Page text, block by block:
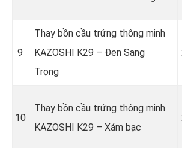
9
Thay bồn cầu trứng thông minh
KAZOSHI K29 – Đen Sang
Trọng
10
Thay bồn cầu trứng thông minh
KAZOSHI K29 – Xám bạc